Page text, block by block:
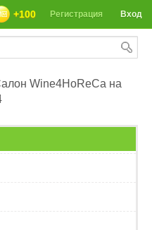
Вход
Регистрация
+100
Wine4HoReCa на